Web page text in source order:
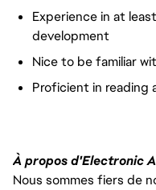
Experience in at
development
Nice to be familiar
Proficient in reading
À propos d'Electronic
Nous sommes fiers de